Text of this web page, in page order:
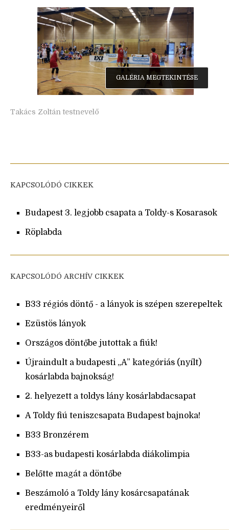
GALÉRIA MEGTEKINTÉSE
Takács Zoltán testnevelő
KAPCSOLÓDÓ CIKKEK
Budapest 3. legjobb csapata a Toldy-s Kosarasok
Röplabda
KAPCSOLÓDÓ ARCHÍV CIKKEK
B33 régiós döntő - a lányok is szépen szerepeltek
Ezüstös lányok
Országos döntőbe jutottak a fiúk!
Újraindult a budapesti „A” kategóriás (nyílt)
kosárlabda bajnokság!
2. helyezett a toldys lány kosárlabdacsapat
A Toldy fiú teniszcsapata Budapest bajnoka!
B33 Bronzérem
B33-as budapesti kosárlabda diákolimpia
Belőtte magát a döntőbe
Beszámoló a Toldy lány kosárcsapatának
eredményeiről